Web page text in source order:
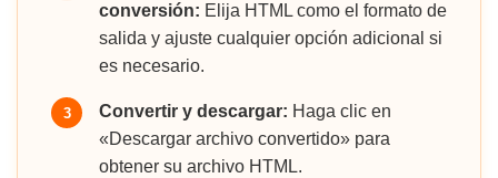
conversión: Elija HTML como el formato de
salida y ajuste cualquier opción adicional si
es necesario.
3 Convertir y descargar: Haga clic en
«Descargar archivo convertido» para
obtener su archivo HTML.